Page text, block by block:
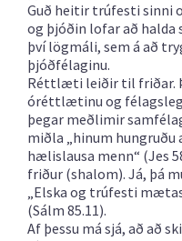
Guð heitir trúfesti sinni
og þjóðin lofar að
því lögmáli, sem á að
þjóðfélaginu.
Réttlæti leiðir til friðar.
óréttlætinu og
þegar meðlimir
miðla „hinum hungruðu
hælislausa menn“ (Jes
friður (shalom). Já, þá
„Elska og trúfesti
(Sálm 85.11).
Af þessu má sjá, að að